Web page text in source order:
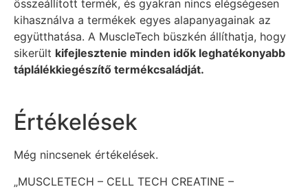
összeállított termék, és gyakran nincs elégségesen
kihasználva a termékek egyes alapanyagainak az
együtthatása. A MuscleTech büszkén állíthatja, hogy
sikerült kifejlesztenie minden idők leghatékonyabb
táplálékkiegészítő termékcsaládját.
Értékelések
Még nincsenek értékelések.
„MUSCLETECH – CELL TECH CREATINE –